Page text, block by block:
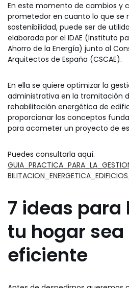
En este momento de cambios y
prometedor en cuanto lo que se
sostenibilidad, puede ser de
elaborada por el IDAE (Instituto
Ahorro de la Energía) junto al
Arquitectos de España (CSCAE).
En ella se quiere optimizar la
administrativa en la tramitación
rehabilitación energética de
proporcionar los conceptos
para acometer un proyecto de
Puedes consultarla aquí.
7 ideas
tu hogar
eficiente